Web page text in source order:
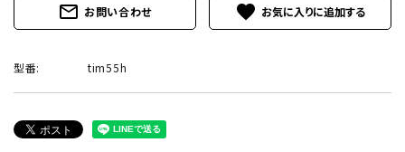
mail_outline お問い合わせ favorite
型番: tim55h